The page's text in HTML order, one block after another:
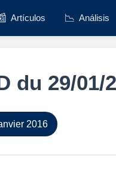
Artículos 📉 Análisis
du 29/01/
2016